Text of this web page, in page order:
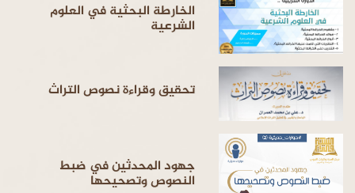
الخارطة البحثية في العلوم
الشرعية
تحقيق وقراءة نصوص التراث
جهود المحدثين في ضبط
النصوص وتصحيحها